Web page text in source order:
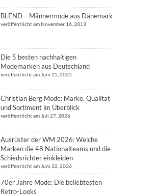
BLEND – Männermode aus Dänemark
veröffentlicht am November 16, 2013
Die 5 besten nachhaltigen
Modemarken aus Deutschland
veröffentlicht am Juni 25, 2025
Christian Berg Mode: Marke, Qualität
und Sortiment im Überblick
veröffentlicht am Juli 27, 2026
Ausrüster der WM 2026: Welche
Marken die 48 Nationalteams und die
Schiedsrichter einkleiden
veröffentlicht am Juni 22, 2026
70er Jahre Mode: Die beliebtesten
Retro-Looks